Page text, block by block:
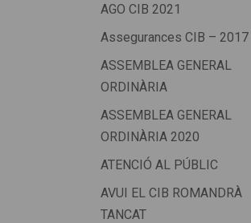
AGO CIB 2021
Assegurances CIB – 2017
ASSEMBLEA GENERAL
ORDINÀRIA
ASSEMBLEA GENERAL
ORDINÀRIA 2020
ATENCIÓ AL PÚBLIC
AVUI EL CIB ROMANDRÀ
TANCAT